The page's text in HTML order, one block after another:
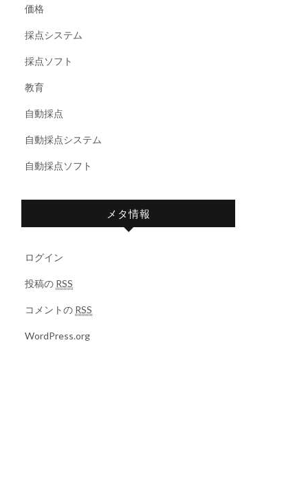
価格
採点システム
採点ソフト
教育
自動採点
自動採点システム
自動採点ソフト
メタ情報
ログイン
投稿の RSS
コメントの RSS
WordPress.org